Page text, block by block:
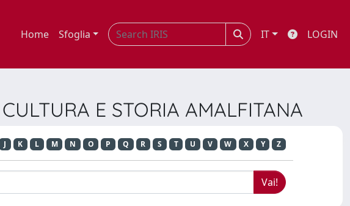
Home Sfoglia IT LOGIN
E STORIA AMALFITANA
J K L M N O P Q R S T U V W X Y Z